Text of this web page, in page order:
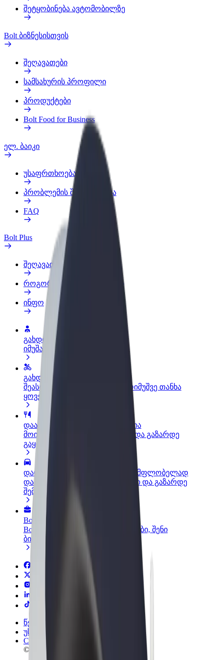
შეტყობინება ავტომობილზე
Bolt ბიზნესისთვის
შეღავათები
სამსახურის პროფილი
პროდუქტები
Bolt Food for Business
ელ. ბაიკი
უსაფრთხოება
პრობლემის შეტყობინება
FAQ
Bolt Plus
შეღავათები
როგორ გავხდე გამომწერი
ინფო
გახდი პარტნიორი მძღოლი
იმუშავე საკუთარი გრაფიკით
გახდი კურიერი
შეასრულე შეკვეთები და გამოიმუშვე თანხა
ყოველკვირეულად
დაამატე რესტორანი ან მაღაზია
მოიზიდე მეტი მომხმარებელი და გაზარდე
გაყიდვები
დარეგისტრირდი ავტოპარკის მფლობელად
დაამატე შენი ავტოპარკი Bolt-ში და გაზარდე
შემოსავალი
Bolt ბიზნესისთვის
Bolt-ის პროდუქტები და სერვისები, შენი
ბიზნესისთვის
წესები და პირობები
უსაფრთხოება
Cookies
© 2026 Bolt Technology OÜ